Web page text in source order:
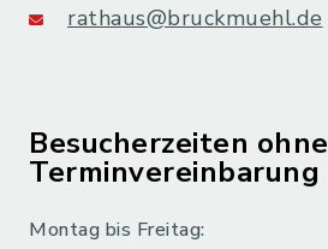
rathaus@bruckmuehl.de
Besucherzeiten ohne
Terminvereinbarung
Montag bis Freitag: